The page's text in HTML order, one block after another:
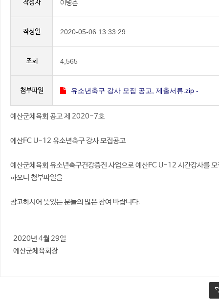
(20200429)
작성자 이병준
작성일 2020-05-06 13:33:29
조회 4,565
첨부파일 유소년축구 강사 모집 공고, 제출서류.zip -
(37.4K) ( 68회 다운로드 )
예산군체육회 공고 제 2020-7호
예산FC U-12 유소년축구 강사 모집공고
예산군체육회 유소년축구건강증진 사업으로 예산FC U-12 시간강사를 모
하오니 첨부파일을
참고하시어 뜻있는 분들의 많은 참여 바랍니다.
2020년 4월 29일
예산군체육회장